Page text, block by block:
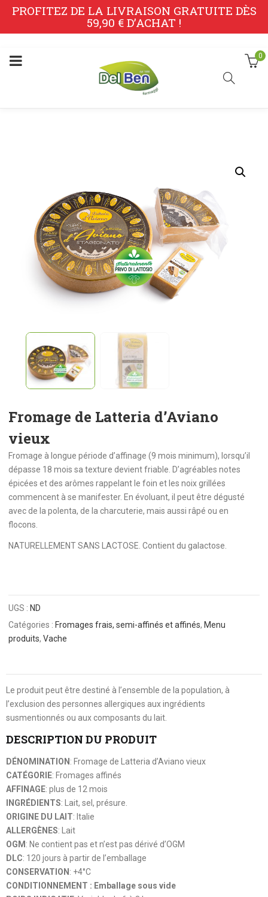
PROFITEZ DE LA LIVRAISON GRATUITE DÈS
59,90 € D’ACHAT !
0
Fromage de Latteria d’Aviano
vieux
Fromage à longue période d’affinage (9 mois minimum), lorsqu’il
dépasse 18 mois sa texture devient friable. D’agréables notes
épicées et des arômes rappelant le foin et les noix grillées
commencent à se manifester. En évoluant, il peut être dégusté
avec de la polenta, de la charcuterie, mais aussi râpé ou en
flocons.
NATURELLEMENT SANS LACTOSE. Contient du galactose.
UGS :ND
Catégories :Fromages frais, semi-affinés et affinés,Menu
produits,Vache
Le produit peut être destiné à l’ensemble de la population, à
l’exclusion des personnes allergiques aux ingrédients
susmentionnés ou aux composants du lait.
DESCRIPTION DU PRODUIT
DÉNOMINATION: Fromage de Latteria d’Aviano vieux
CATÉGORIE: Fromages affinés
AFFINAGE: plus de 12 mois
INGRÉDIENTS: Lait, sel, présure.
ORIGINE DU LAIT: Italie
ALLERGÈNES: Lait
OGM: Ne contient pas et n’est pas dérivé d’OGM
DLC: 120 jours à partir de l’emballage
CONSERVATION: +4°C
CONDITIONNEMENT : Emballage sous vide